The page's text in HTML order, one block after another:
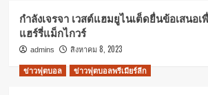
กำลังเจรจา เวสต์แฮมยูไนเต็ดยื่นข้อเสนอ
แฮร์รี่แม็กไกวร์
admins
สิงหาคม 8, 2023
ข่าวฟุตบอล
ข่าวฟุตบอลพรีเมียร์ลีก